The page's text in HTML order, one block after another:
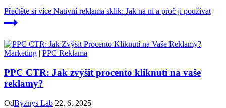
Přečtěte si více Nativní reklama sklik: Jak na ni a proč ji používat
Marketing PPC Reklama
PPC CTR: Jak zvýšit procento kliknutí na vaše
reklamy?
OdByznys Lab 22. 6. 2025